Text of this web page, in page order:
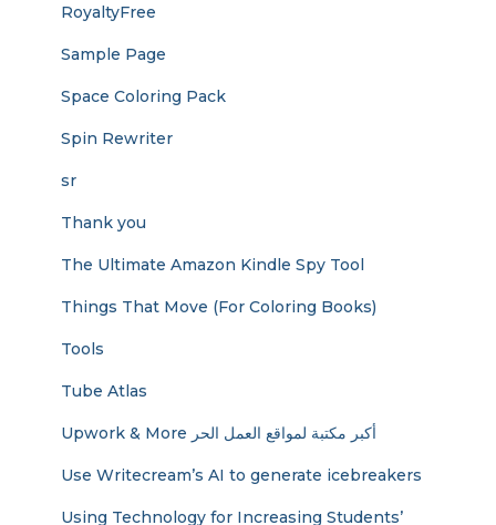
RoyaltyFree
Sample Page
Space Coloring Pack
Spin Rewriter
sr
Thank you
The Ultimate Amazon Kindle Spy Tool
Things That Move (For Coloring Books)
Tools
Tube Atlas
Upwork & More أكبر مكتبة لمواقع العمل الحر
Use Writecream’s AI to generate icebreakers
Using Technology for Increasing Students’